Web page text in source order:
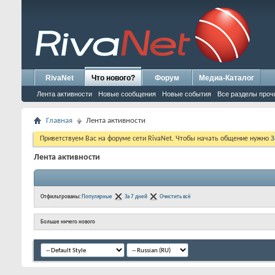
RivaNet Что нового?
Лента активности Новые сообщения Новые события Все разделы
Форум Медиа-Каталог
Главная Лента активности
Приветствуем Вас на форуме сети RivaNet. Чтобы начать общение нужно
Лента активности
Отфильтрованы: Популярные За 7 дней Очистить всё
Больше ничего нового